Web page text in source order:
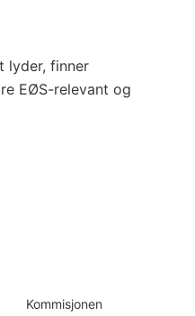
lyder, finner
EØS-relevant og
Kommisjonen